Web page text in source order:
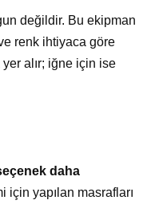
değildir. Bu ekipman
renk ihtiyaca göre
alır; iğne için ise
daha
yapılan masrafları